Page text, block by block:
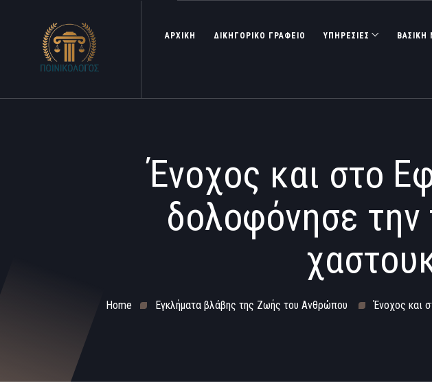
ΑΡΧΙΚΗ ΔΙΚΗΓΟΡΙΚΟ ΓΡΑΦΕΙΟ ΥΠΗΡΕΣΙΕΣ ΒΑΣΙΚΉ
Ένοχος και στο
δολοφόνησε
Home Εγκλήματα βλάβης της Ζωής του Ανθρώπου Ένοχος και